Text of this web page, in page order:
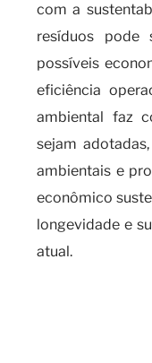
com a
resíduos pode
possíveis
eficiência
ambiental faz
sejam
ambientais e
econômico
longevidade e
atual.